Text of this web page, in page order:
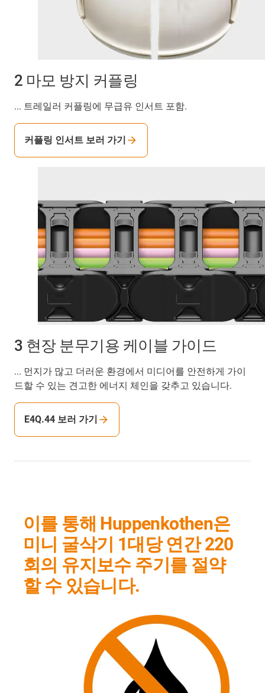
2 마모 방지 커플링
... 트레일러 커플링에 무급유 인서트 포함.
커플링 인서트 보러 가기
3 현장 분무기용 케이블 가이드
... 먼지가 많고 더러운 환경에서 미디어를 안전하게 가이
드할 수 있는 견고한 에너지 체인을 갖추고 있습니다.
E4Q.44 보러 가기
이를 통해 Huppenkothen은
미니 굴삭기 1대당 연간 220
회의 유지보수 주기를 절약
할 수 있습니다.